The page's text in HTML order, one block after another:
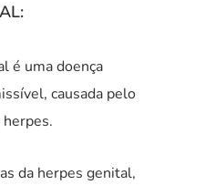
é uma doença
causada pelo
da herpes genital,